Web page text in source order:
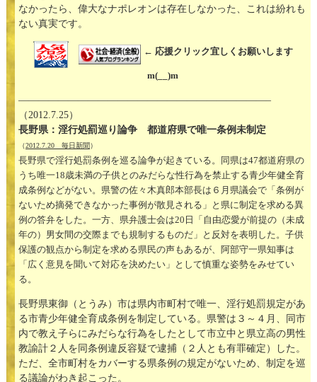
なかったら、偉大なナポレオンは存在しなかった、これは紛れも
ない真実です。
← 応援クリック宜しくお願いします
m(__)m
—————————————————————————–
（2012.7.25）
長野県：淫行処罰巡り論争 都道府県で唯一条例未制定
（2012.7.20 毎日新聞）
長野県で淫行処罰条例を巡る論争が起きている。同県は47都道府県の
うち唯一18歳未満の子供とのみだらな性行為を禁止する青少年健全育
成条例などがない。県警の佐々木真郎本部長は６月県議会で「条例が
ないため摘発できなかった事例が散見される」と県に制定を求める異
例の答弁をした。一方、県弁護士会は20日「自由恋愛が前提の（未成
年の）男女間の交際までも規制するものだ」と反対を表明した。子供
保護の観点から制定を求める県民の声もあるが、阿部守一県知事は
「広く意見を聞いて対応を決めたい」として慎重な姿勢をみせてい
る。
長野県東御（とうみ）市は県内市町村で唯一、淫行処罰規定があ
る市青少年健全育成条例を制定している。県警は３～４月、同市
内で教え子らにみだらな行為をしたとして市立中と県立高の男性
教諭計２人を同条例違反容疑で逮捕（２人とも有罪確定）した。
ただ、全市町村をカバーする県条例の規定がないため、制定を巡
る議論がわき起こった。